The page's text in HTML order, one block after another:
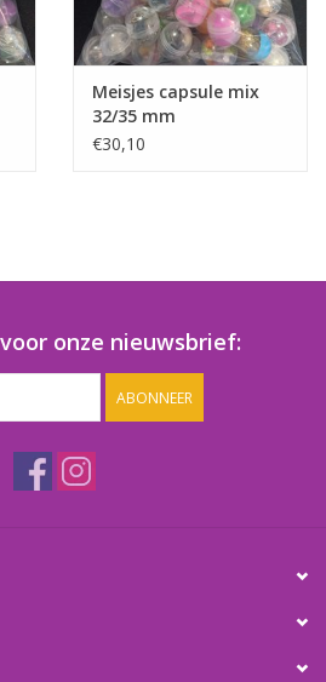
Meisjes capsule mix
32/35 mm
€30,10
onze nieuwsbrief:
ABONNEER